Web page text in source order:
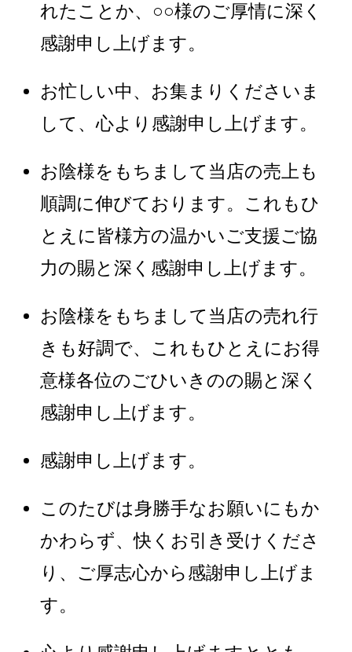
れたことか、○○様のご厚情に深く
感謝申し上げます。
お忙しい中、お集まりくださいま
して、心より感謝申し上げます。
お陰様をもちまして当店の売上も
順調に伸びております。これもひ
とえに皆様方の温かいご支援ご協
力の賜と深く感謝申し上げます。
お陰様をもちまして当店の売れ行
きも好調で、これもひとえにお得
意様各位のごひいきのの賜と深く
感謝申し上げます。
感謝申し上げます。
このたびは身勝手なお願いにもか
かわらず、快くお引き受けくださ
り、ご厚志心から感謝申し上げま
す。